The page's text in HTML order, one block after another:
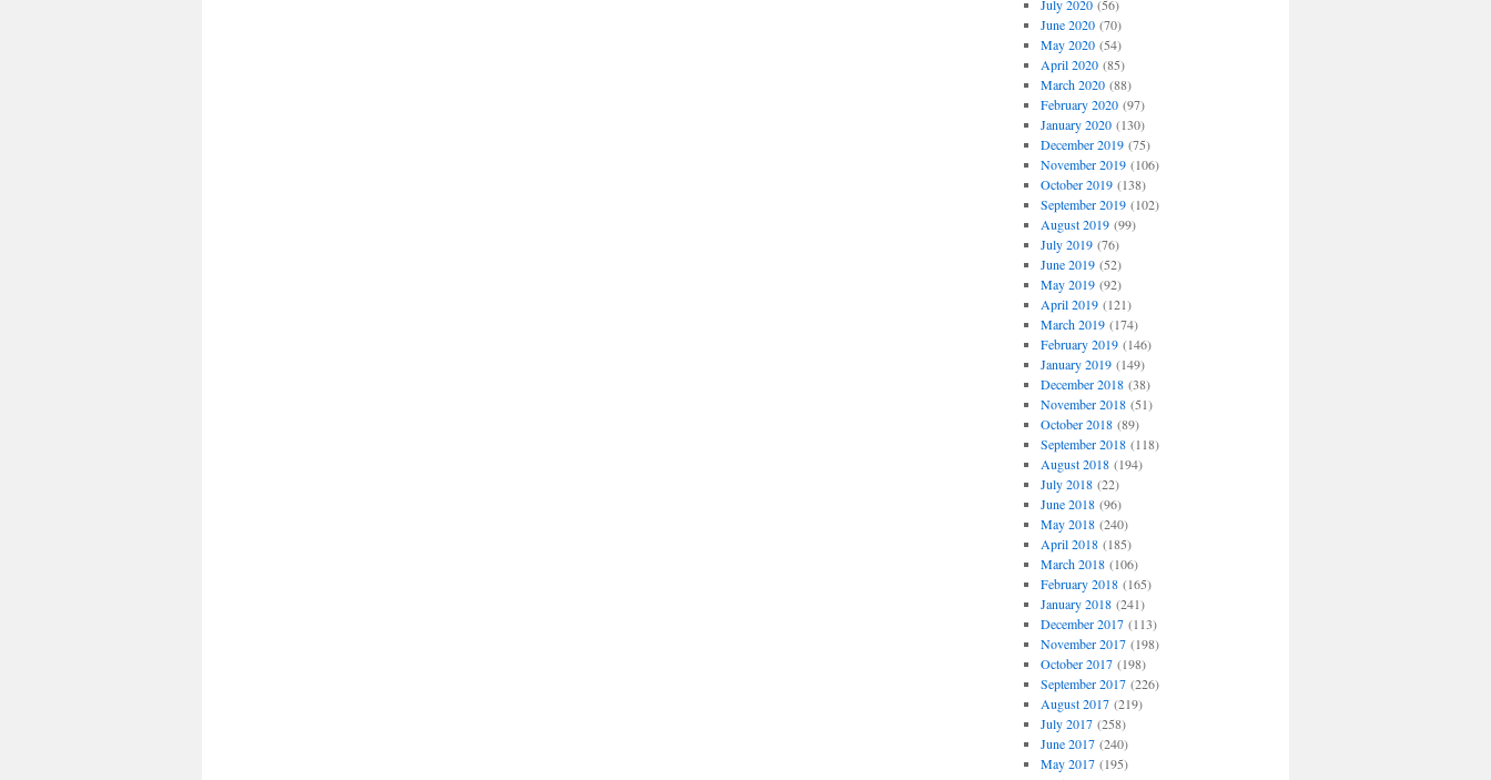
July 2020(56)
June 2020(70)
May 2020(54)
April 2020(85)
March 2020(88)
February 2020(97)
January 2020(130)
December 2019(75)
November 2019(106)
October 2019(138)
September 2019(102)
August 2019(99)
July 2019(76)
June 2019(52)
May 2019(92)
April 2019(121)
March 2019(174)
February 2019(146)
January 2019(149)
December 2018(38)
November 2018(51)
October 2018(89)
September 2018(118)
August 2018(194)
July 2018(22)
June 2018(96)
May 2018(240)
April 2018(185)
March 2018(106)
February 2018(165)
January 2018(241)
December 2017(113)
November 2017(198)
October 2017(198)
September 2017(226)
August 2017(219)
July 2017(258)
June 2017(240)
May 2017(195)